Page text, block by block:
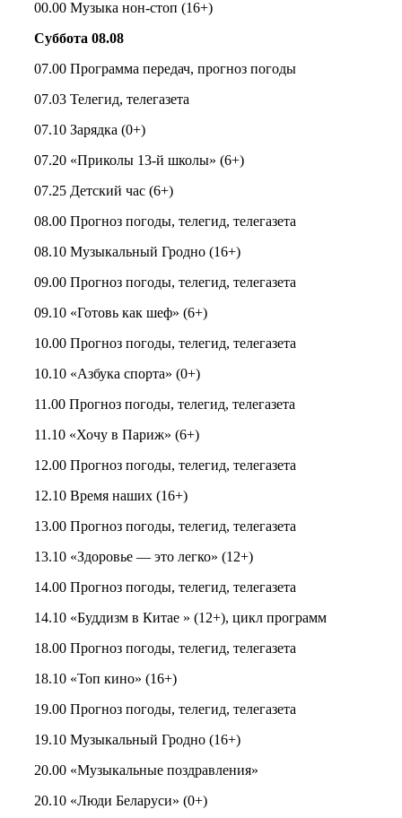
00.00 Музыка нон-стоп (16+)
Суббота 08.08
07.00 Программа передач, прогноз погоды
07.03 Телегид, телегазета
07.10 Зарядка (0+)
07.20 «Приколы 13-й школы» (6+)
07.25 Детский час (6+)
08.00 Прогноз погоды, телегид, телегазета
08.10 Музыкальный Гродно (16+)
09.00 Прогноз погоды, телегид, телегазета
09.10 «Готовь как шеф» (6+)
10.00 Прогноз погоды, телегид, телегазета
10.10 «Азбука спорта» (0+)
11.00 Прогноз погоды, телегид, телегазета
11.10 «Хочу в Париж» (6+)
12.00 Прогноз погоды, телегид, телегазета
12.10 Время наших (16+)
13.00 Прогноз погоды, телегид, телегазета
13.10 «Здоровье — это легко» (12+)
14.00 Прогноз погоды, телегид, телегазета
14.10 «Буддизм в Китае » (12+), цикл программ
18.00 Прогноз погоды, телегид, телегазета
18.10 «Топ кино» (16+)
19.00 Прогноз погоды, телегид, телегазета
19.10 Музыкальный Гродно (16+)
20.00 «Музыкальные поздравления»
20.10 «Люди Беларуси» (0+)